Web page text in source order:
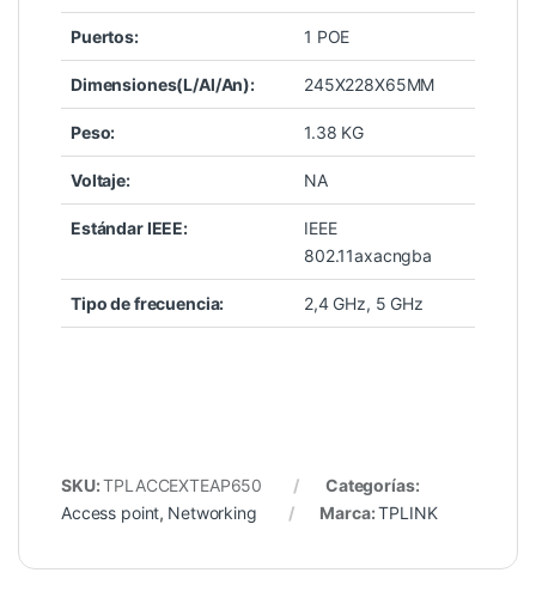
Puertos: 1 POE
Dimensiones(L/Al/An): 245X228X65MM
Peso: 1.38 KG
Voltaje: NA
Estándar IEEE:
IEEE
802.11axacngba
Tipo de frecuencia: 2,4 GHz, 5 GHz
SKU:TPLACCEXTEAP650
Categorías:
Access point, Networking Marca:TPLINK